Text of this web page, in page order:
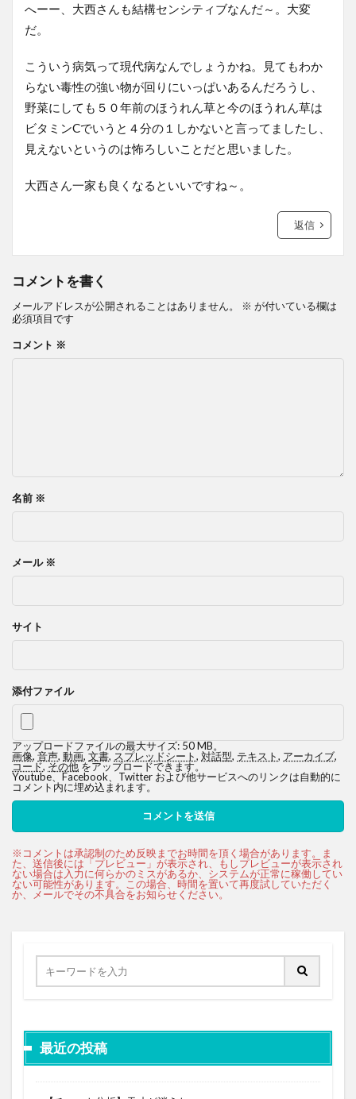
へーー、大西さんも結構センシティブなんだ～。大変
だ。
こういう病気って現代病なんでしょうかね。見てもわか
らない毒性の強い物が回りにいっぱいあるんだろうし、
野菜にしても５０年前のほうれん草と今のほうれん草は
ビタミンCでいうと４分の１しかないと言ってましたし、
見えないというのは怖ろしいことだと思いました。
大西さん一家も良くなるといいですね～。
返信
コメントを書く
メールアドレスが公開されることはありません。 ※ が付いている欄は
必須項目です
コメント ※
名前 ※
メール ※
サイト
添付ファイル
アップロードファイルの最大サイズ: 50 MB。
画像, 音声, 動画, 文書, スプレッドシート, 対話型, テキスト, アーカイブ,
コード,その他をアップロードできます。
Youtube、Facebook、Twitter および他サービスへのリンクは自動的に
コメント内に埋め込まれます。
最近の投稿